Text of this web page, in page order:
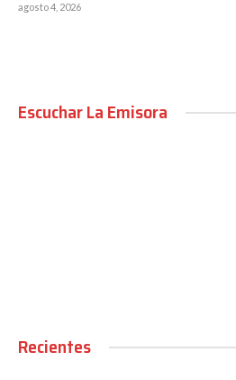
agosto 4, 2026
Escuchar La Emisora
Recientes